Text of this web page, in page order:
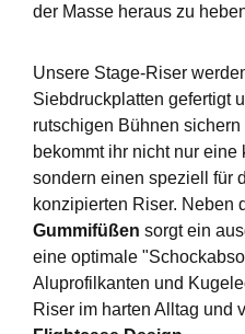
der Masse heraus zu
Unsere Stage-Riser
Siebdruckplatten gefertigt
rutschigen Bühnen
bekommt ihr nicht nur
sondern einen speziell für
konzipierten Riser. Neben
Gummifüßen sorgt ein
eine optimale
Aluprofilkanten und
Riser im harten Alltag und